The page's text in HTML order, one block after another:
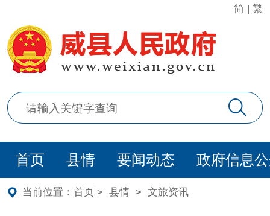
简 |繁
首页 县情 要闻动态 政府信息
当前位置： 首页> 县情> 文旅资讯